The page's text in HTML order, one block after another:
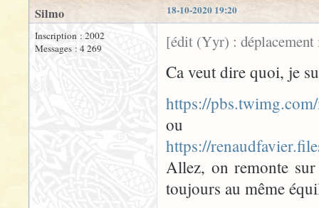
18-10-2020 19:20
Silmo
Inscription : 2002
Messages : 4 269
[édit (Yyr) :
Ca veut dire quoi, je
https://
ou
https://
Allez, on remonte
toujours au même